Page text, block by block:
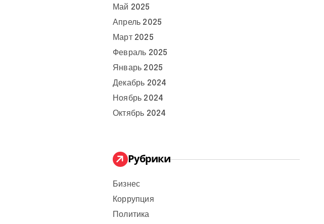
Май 2025
Апрель 2025
Март 2025
Февраль 2025
Январь 2025
Декабрь 2024
Ноябрь 2024
Октябрь 2024
Рубрики
Бизнес
Коррупция
Политика